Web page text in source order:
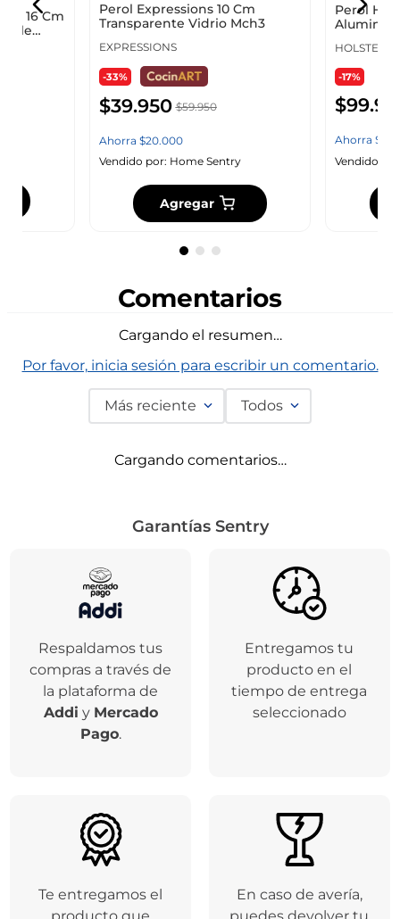
16 Cm
Perol Expressions 10 Cm
Transparente Vidrio Mch3
EXPRESSIONS
-33%
$39.950 $59.950
Ahorra $20.000
Vendido por: Home Sentry
Agregar
Perol
Aluminio
HOLSTEIN
-17%
$99.
Ahorra$
Vendido
Comentarios
Cargando el resumen…
Por favor, inicia sesión para escribir un comentario.
Más reciente Todos
Cargando comentarios…
Garantías Sentry
Respaldamos tus
compras a través de
la plataforma de
Addi y Mercado
Pago.
Entregamos tu
producto en el
tiempo de entrega
seleccionado
Te entregamos el
producto que
En caso de avería,
puedes devolver tu